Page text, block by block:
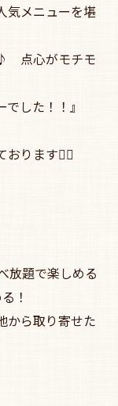
気メニューを堪
♪ 点心がモチモ
した！！』
ります🙇‍♀️
放題で楽しめる
！
から取り寄せた